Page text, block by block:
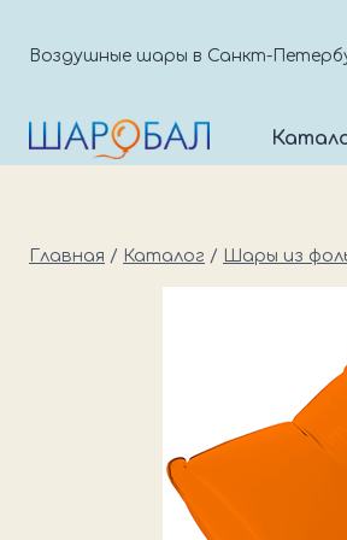
Воздушные шары в Санкт-
Главная / Каталог / Шары из